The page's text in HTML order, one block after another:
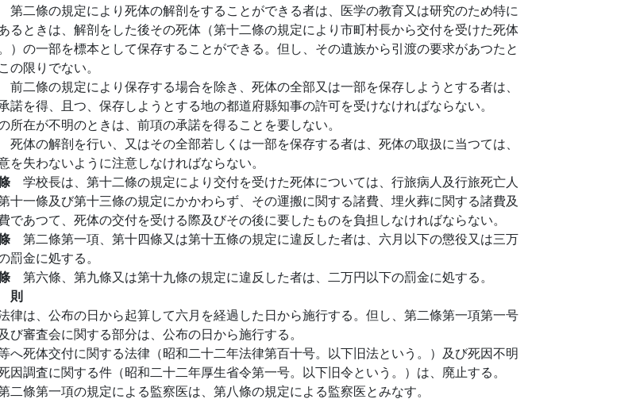
第二條の規定により死体の解剖をすることができる者は、医学の教育又は研究のため特に
るときは、解剖をした後その死体（第十二條の規定により市町村長から交付を受けた死体
）の一部を標本として保存することができる。但し、その遺族から引渡の要求があつたと
の限りでない。
前二條の規定により保存する場合を除き、死体の全部又は一部を保存しようとする者は、
諾を得、且つ、保存しようとする地の都道府縣知事の許可を受けなければならない。
所在が不明のときは、前項の承諾を得ることを要しない。
死体の解剖を行い、又はその全部若しくは一部を保存する者は、死体の取扱に当つては、
を失わないように注意しなければならない。
学校長は、第十二條の規定により交付を受けた死体については、行旅病人及行旅死亡人
十一條及び第十三條の規定にかかわらず、その運搬に関する諸費、埋火葬に関する諸費及
であつて、死体の交付を受ける際及びその後に要したものを負担しなければならない。
第二條第一項、第十四條又は第十五條の規定に違反した者は、六月以下の懲役又は三万
罰金に処する。
第六條、第九條又は第十九條の規定に違反した者は、二万円以下の罰金に処する。
則
律は、公布の日から起算して六月を経過した日から施行する。但し、第二條第一項第一号
び審査会に関する部分は、公布の日から施行する。
へ死体交付に関する法律（昭和二十二年法律第百十号。以下旧法という。）及び死因不明
因調査に関する件（昭和二十二年厚生省令第一号。以下旧令という。）は、廃止する。
二條第一項の規定による監察医は、第八條の規定による監察医とみなす。